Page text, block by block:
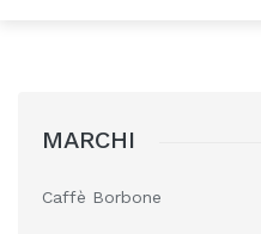
MARCHI
Caffè Borbone